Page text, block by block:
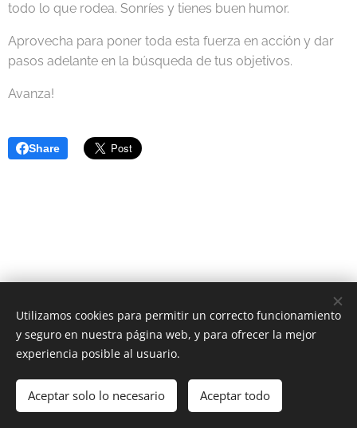
todo lo que rodea. Sonríes y tienes buen humor.
Aprovecha para poner toda esta fuerza en acción y dar
pasos adelante en la búsqueda de tus objetivos.
Avanza!
Share
2023 Astrología Positiva | Todos los derechos reservados.
Cookies
Utilizamos cookies para permitir un correcto funcionamiento
y seguro en nuestra página web, y para ofrecer la mejor
experiencia posible al usuario.
Aceptar solo lo necesario Aceptar todo